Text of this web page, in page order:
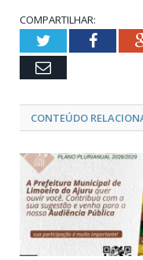
COMPARTILHAR:
Twitter
Email
CONTEÚDO